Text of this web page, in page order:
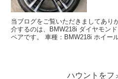
当ブログをご覧いただきましてあり
介するのは、BMW218i ダイヤモン
ペアです。 車種：BMW218i ホイ
ハウントをフ